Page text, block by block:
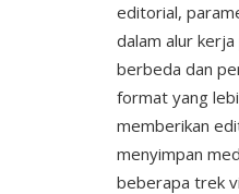
editorial,
dalam alur
berbeda dan
format yang
memberikan
menyimpan
beberapa trek